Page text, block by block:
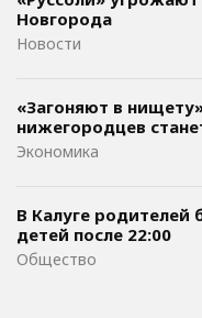
Новгорода
Новости
«Загоняют в
нижегородцев
Экономика
В Калуге родителей
детей после 22:00
Общество